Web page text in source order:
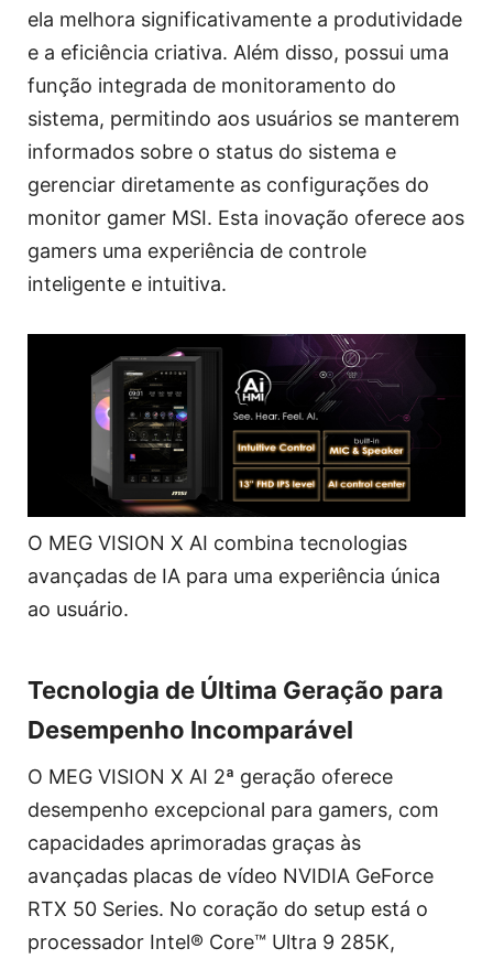
ela melhora significativamente a produtividade
e a eficiência criativa. Além disso, possui uma
função integrada de monitoramento do
sistema, permitindo aos usuários se manterem
informados sobre o status do sistema e
gerenciar diretamente as configurações do
monitor gamer MSI. Esta inovação oferece aos
gamers uma experiência de controle
inteligente e intuitiva.
O MEG VISION X AI combina tecnologias
avançadas de IA para uma experiência única
ao usuário.
Tecnologia de Última Geração para
Desempenho Incomparável
O MEG VISION X AI 2ª geração oferece
desempenho excepcional para gamers, com
capacidades aprimoradas graças às
avançadas placas de vídeo NVIDIA GeForce
RTX 50 Series. No coração do setup está o
processador Intel® Core™ Ultra 9 285K,